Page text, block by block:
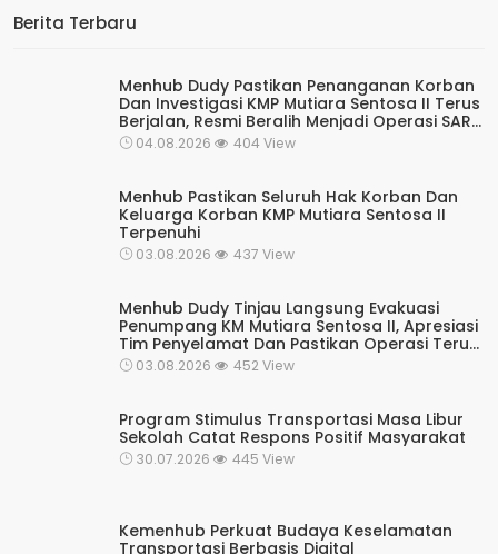
Berita Terbaru
Menhub Dudy Pastikan Penanganan Korban
Dan Investigasi KMP Mutiara Sentosa II Terus
Berjalan, Resmi Beralih Menjadi Operasi SAR
Rutin Kesiapsiagaan
04.08.2026 404 View
Menhub Pastikan Seluruh Hak Korban Dan
Keluarga Korban KMP Mutiara Sentosa II
Terpenuhi
03.08.2026 437 View
Menhub Dudy Tinjau Langsung Evakuasi
Penumpang KM Mutiara Sentosa II, Apresiasi
Tim Penyelamat Dan Pastikan Operasi Terus
Berjalan
03.08.2026 452 View
Program Stimulus Transportasi Masa Libur
Sekolah Catat Respons Positif Masyarakat
30.07.2026 445 View
Kemenhub Perkuat Budaya Keselamatan
Transportasi Berbasis Digital